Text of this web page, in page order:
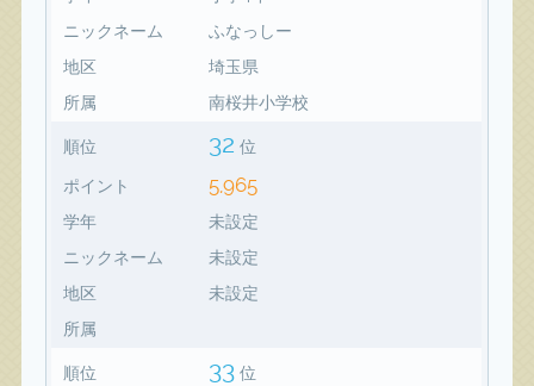
ニックネーム
ふなっしー
地区
埼玉県
所属
南桜井小学校
順位 32 位
ポイント 5,965
学年
未設定
ニックネーム
未設定
地区
未設定
所属
順位 33 位